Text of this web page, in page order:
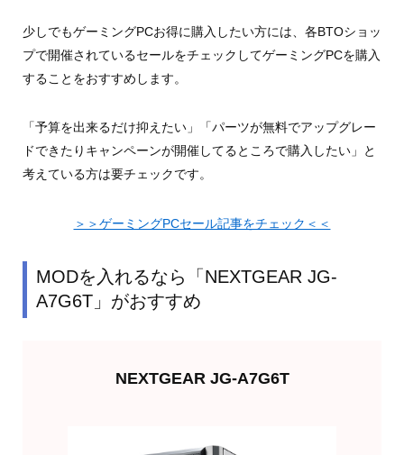
少しでもゲーミングPCお得に購入したい方には、各BTOショッ
プで開催されているセールをチェックしてゲーミングPCを購入
することをおすすめします。
「予算を出来るだけ抑えたい」「パーツが無料でアップグレー
ドできたりキャンペーンが開催してるところで購入したい」と
考えている方は要チェックです。
＞＞ゲーミングPCセール記事をチェック＜＜
MODを入れるなら「NEXTGEAR JG-
A7G6T」がおすすめ
NEXTGEAR JG-A7G6T